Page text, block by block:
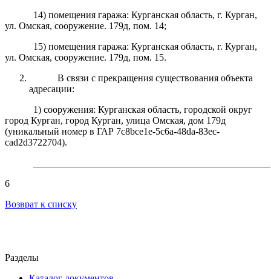
14) помещения гаража: Курганская область, г. Курган,
ул. Омская, сооружение. 179д, пом. 14;
15) помещения гаража: Курганская область, г. Курган,
ул. Омская, сооружение. 179д, пом. 15.
В связи с прекращения существования объекта
адресации:
1) сооружения: Курганская область, городской округ
город Курган, город Курган, улица Омская, дом 179д
(уникальный номер в ГАР 7c8bce1e-5c6a-48da-83ec-
cad2d3722704).
6
Возврат к списку
Разделы